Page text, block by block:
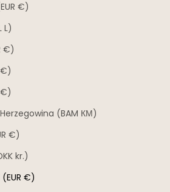
€)
L)
€)
€)
€)
(BAM КМ)
€)
kr.)
€)